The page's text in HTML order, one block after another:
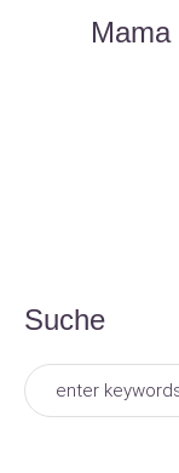
Suche